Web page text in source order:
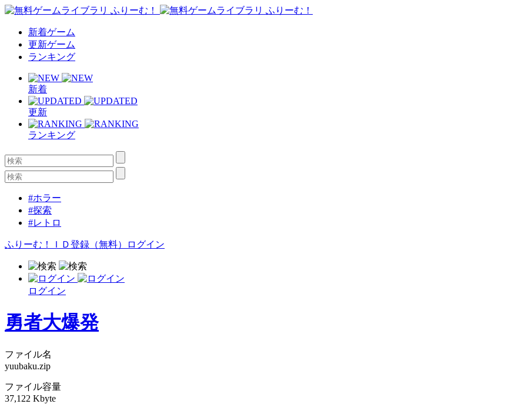
新着ゲーム
更新ゲーム
ランキング
新着
更新
ランキング
#ホラー
#探索
#レトロ
ふりーむ！ＩＤ登録（無料） ログイン
ログイン
勇者大爆発
ファイル名
yuubaku.zip
ファイル容量
37,122 Kbyte